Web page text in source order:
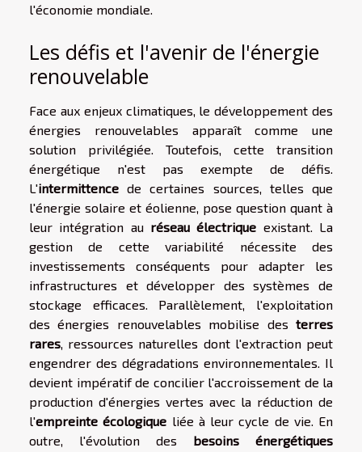
l'économie mondiale.
Les défis et l'avenir de l'énergie
renouvelable
Face aux enjeux climatiques, le développement des
énergies renouvelables apparaît comme une
solution privilégiée. Toutefois, cette transition
énergétique n'est pas exempte de défis.
L'intermittence de certaines sources, telles que
l'énergie solaire et éolienne, pose question quant à
leur intégration au réseau électrique existant. La
gestion de cette variabilité nécessite des
investissements conséquents pour adapter les
infrastructures et développer des systèmes de
stockage efficaces. Parallèlement, l'exploitation
des énergies renouvelables mobilise des terres
rares, ressources naturelles dont l'extraction peut
engendrer des dégradations environnementales. Il
devient impératif de concilier l'accroissement de la
production d'énergies vertes avec la réduction de
l'empreinte écologique liée à leur cycle de vie. En
outre, l'évolution des besoins énergétiques